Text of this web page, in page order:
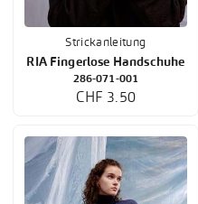
Strickanleitung
RIA Fingerlose Handschuhe
286-071-001
CHF 3.50